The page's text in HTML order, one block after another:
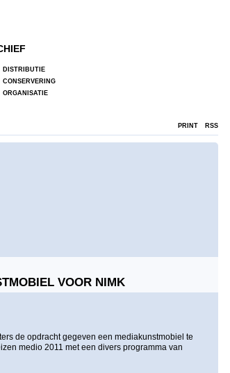
DISTRIBUTIE
CONSERVERING
ORGANISATIE
PRINT RSS
VOOR NIMK
de opdracht gegeven een mediakunstmobiel te
medio 2011 met een divers programma van